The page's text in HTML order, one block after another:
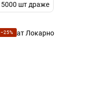
5000 шт драже
−25%